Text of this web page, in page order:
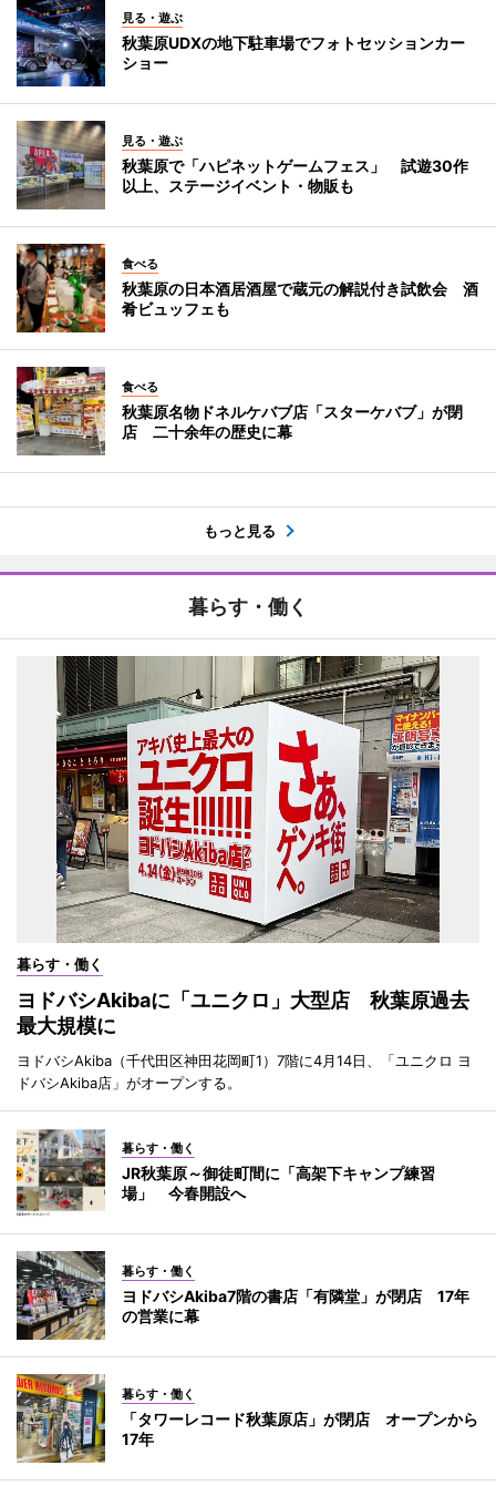
見る・遊ぶ
秋葉原UDXの地下駐車場でフォトセッションカー
ショー
見る・遊ぶ
秋葉原で「ハピネットゲームフェス」 試遊30作
以上、ステージイベント・物販も
食べる
秋葉原の日本酒居酒屋で蔵元の解説付き試飲会 酒
肴ビュッフェも
食べる
秋葉原名物ドネルケバブ店「スターケバブ」が閉
店 二十余年の歴史に幕
もっと見る
暮らす・働く
暮らす・働く
ヨドバシAkibaに「ユニクロ」大型店 秋葉原過去
最大規模に
ヨドバシAkiba（千代田区神田花岡町1）7階に4月14日、「ユニクロ ヨ
ドバシAkiba店」がオープンする。
暮らす・働く
JR秋葉原～御徒町間に「高架下キャンプ練習
場」 今春開設へ
暮らす・働く
ヨドバシAkiba7階の書店「有隣堂」が閉店 17年
の営業に幕
暮らす・働く
「タワーレコード秋葉原店」が閉店 オープンから
17年